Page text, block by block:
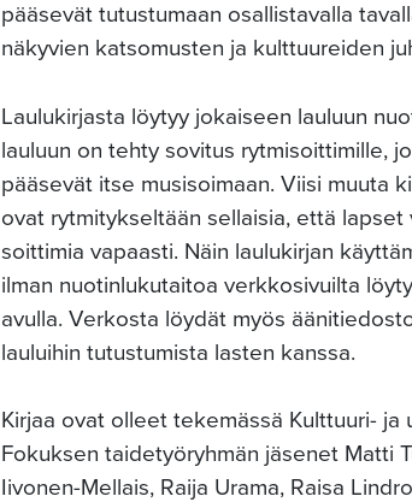
pääsevät tutustumaan osallistavalla
näkyvien katsomusten ja kulttuureiden
Laulukirjasta löytyy jokaiseen lauluun
lauluun on tehty sovitus rytmisoittimille,
pääsevät itse musisoimaan. Viisi muuta
ovat rytmitykseltään sellaisia, että lapset
soittimia vapaasti. Näin laulukirjan
ilman nuotinlukutaitoa verkkosivuilta
avulla. Verkosta löydät myös
lauluihin tutustumista lasten kanssa.
Kirjaa ovat olleet tekemässä Kulttuuri- ja
Fokuksen taidetyöryhmän jäsenet Matti
Iivonen-Mellais, Raija Urama, Raisa